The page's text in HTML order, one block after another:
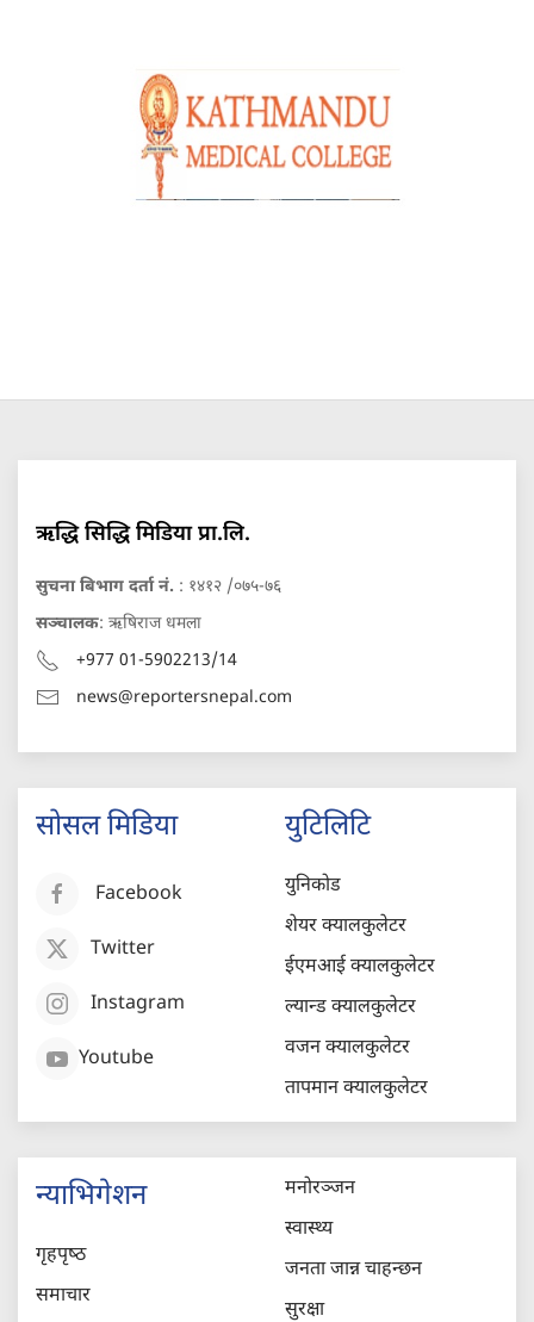
ऋद्धि सिद्धि मिडिया प्रा.लि.
सुचना बिभाग दर्ता नं. : १४१२ /०७५-७६
सञ्चालक: ऋषिराज धमला
+977 01-5902213/14
news@reportersnepal.com
सोसल मिडिया
Facebook
Twitter
Instagram
Youtube
युटिलिटि
युनिकोड
शेयर क्यालकुलेटर
ईएमआई क्यालकुलेटर
ल्यान्ड क्यालकुलेटर
वजन क्यालकुलेटर
तापमान क्यालकुलेटर
न्याभिगेशन
गृहपृष्‍ठ
समाचार
मनोरञ्जन
स्वास्थ्य
जनता जान्न चाहन्छन
सुरक्षा